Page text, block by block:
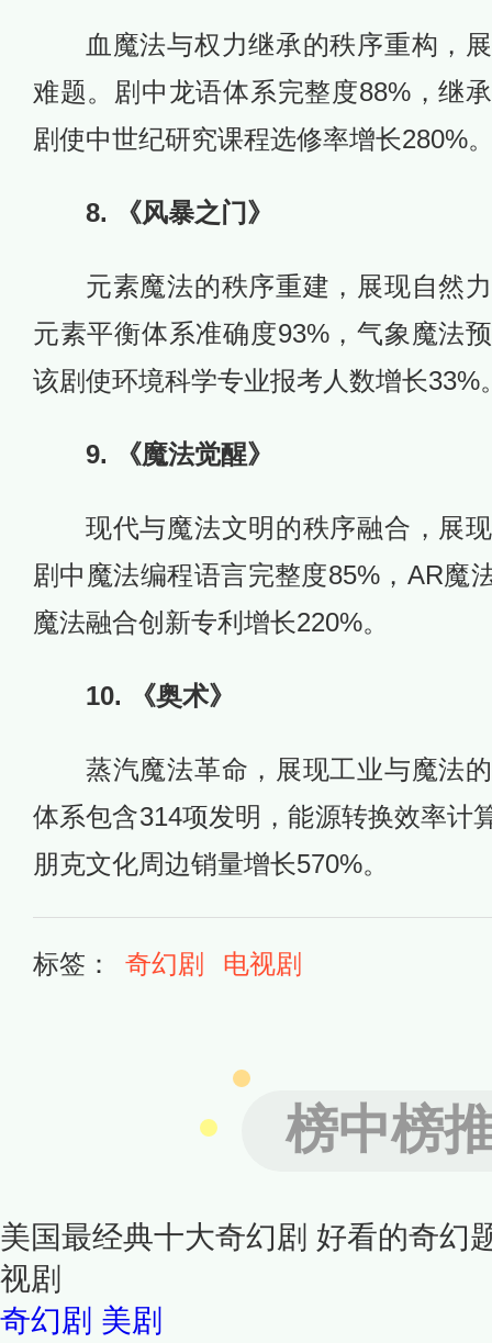
血魔法与权力继承的秩序重构，
难题。剧中龙语体系完整度88%，继
剧使中世纪研究课程选修率增长280%
8. 《风暴之门》
元素魔法的秩序重建，展现自然
元素平衡体系准确度93%，气象魔法
该剧使环境科学专业报考人数增长33%
9. 《魔法觉醒》
现代与魔法文明的秩序融合，展
剧中魔法编程语言完整度85%，AR魔
魔法融合创新专利增长220%。
10. 《奥术》
蒸汽魔法革命，展现工业与魔法
体系包含314项发明，能源转换效率计
朋克文化周边销量增长570%。
标签： 奇幻剧 电视剧
榜中榜
美国最经典十大奇幻剧 好看的奇幻
视剧
奇幻剧 美剧